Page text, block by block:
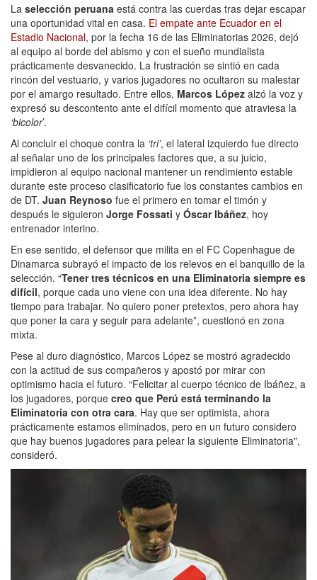
La selección peruana está contra las cuerdas tras dejar escapar
una oportunidad vital en casa. El empate ante Ecuador en el
Estadio Nacional, por la fecha 16 de las Eliminatorias 2026, dejó
al equipo al borde del abismo y con el sueño mundialista
prácticamente desvanecido. La frustración se sintió en cada
rincón del vestuario, y varios jugadores no ocultaron su malestar
por el amargo resultado. Entre ellos, Marcos López alzó la voz y
expresó su descontento ante el difícil momento que atraviesa la
‘bicolor’.
Al concluir el choque contra la ‘tri’, el lateral izquierdo fue directo
al señalar uno de los principales factores que, a su juicio,
impidieron al equipo nacional mantener un rendimiento estable
durante este proceso clasificatorio fue los constantes cambios en
de DT. Juan Reynoso fue el primero en tomar el timón y
después le siguieron Jorge Fossati y Óscar Ibáñez, hoy
entrenador interino.
En ese sentido, el defensor que milita en el FC Copenhague de
Dinamarca subrayó el impacto de los relevos en el banquillo de la
selección. “Tener tres técnicos en una Eliminatoria siempre es
difícil, porque cada uno viene con una idea diferente. No hay
tiempo para trabajar. No quiero poner pretextos, pero ahora hay
que poner la cara y seguir para adelante”, cuestionó en zona
mixta.
Pese al duro diagnóstico, Marcos López se mostró agradecido
con la actitud de sus compañeros y apostó por mirar con
optimismo hacia el futuro. “Felicitar al cuerpo técnico de Ibáñez, a
los jugadores, porque creo que Perú está terminando la
Eliminatoria con otra cara. Hay que ser optimista, ahora
prácticamente estamos eliminados, pero en un futuro considero
que hay buenos jugadores para pelear la siguiente Eliminatoria",
consideró.